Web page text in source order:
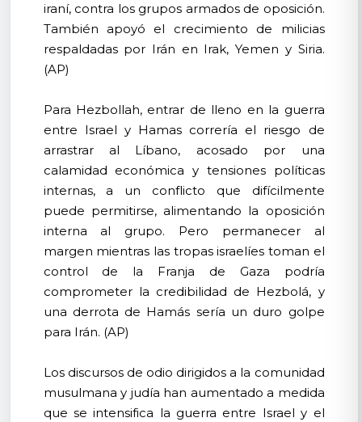
iraní, contra los grupos armados de oposición.
También apoyó el crecimiento de milicias
respaldadas por Irán en Irak, Yemen y Siria.
(AP)
Para Hezbollah, entrar de lleno en la guerra
entre Israel y Hamas correría el riesgo de
arrastrar al Líbano, acosado por una
calamidad económica y tensiones políticas
internas, a un conflicto que difícilmente
puede permitirse, alimentando la oposición
interna al grupo. Pero permanecer al
margen mientras las tropas israelíes toman el
control de la Franja de Gaza podría
comprometer la credibilidad de Hezbolá, y
una derrota de Hamás sería un duro golpe
para Irán. (AP)
Los discursos de odio dirigidos a la comunidad
musulmana y judía han aumentado a medida
que se intensifica la guerra entre Israel y el